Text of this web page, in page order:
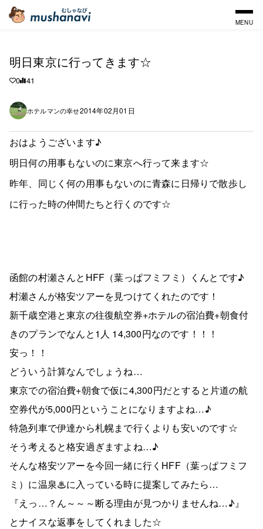
MENU
明日東京に行ってきます☆
0 41
ホテルマンの幸せ2014年02月01日
おはようございます♪
明日何の用事もないのに東京へ行って来ます☆
昨年、同じく何の用事もないのに青森に日帰りで散歩し
に行った時の仲間たちと行くのです☆
函館の村瀬さんとHFF（葉っぱフミフミ）くんとです♪
村瀬さんが格安ツアーを見つけてくれたのです！
新千歳空港と東京の往復航空券+ホテルの宿泊費+朝食付
きのプランでなんと1人 14,300円なのです！！！
安っ！！
どういう計算なんでしょうね…
東京での宿泊費+朝食で仮に4,300円だとすると片道の航
空券代が5,000円ということになりますよね…♪
特急列車で伊達から札幌まで行くよりも安いのです☆
そう考えると格安過ぎますよね…♪
そんな格安ツアーを今回一緒に行くHFF（葉っぱフミフ
ミ）に温泉♨に入っている時に提案してみたら…
『えっ…？ん～～～断る理由が見つかりませんね…♪』
とナイスな返事をしてくれました☆